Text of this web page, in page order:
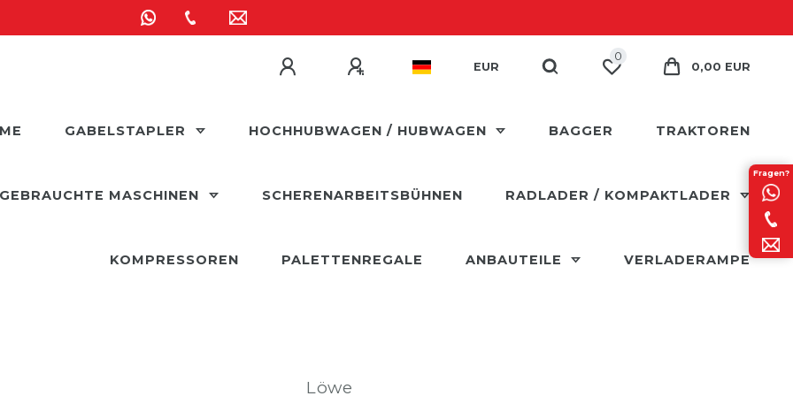
EUR
0
0,00 EUR
GABELSTAPLER HOCHHUBWAGEN / HUBWAGEN BAGGER TRAKTOREN
GEBRAUCHTE MASCHINEN SCHERENARBEITSBÜHNEN RADLADER / KOMPAKTLADER
KOMPRESSOREN PALETTENREGALE ANBAUTEILE VERLADERAMPE
Fragen?
Löwe